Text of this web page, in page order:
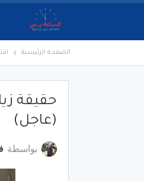
الصفحة الرئيسية
حقيقة
(عاجل)
بواسطة